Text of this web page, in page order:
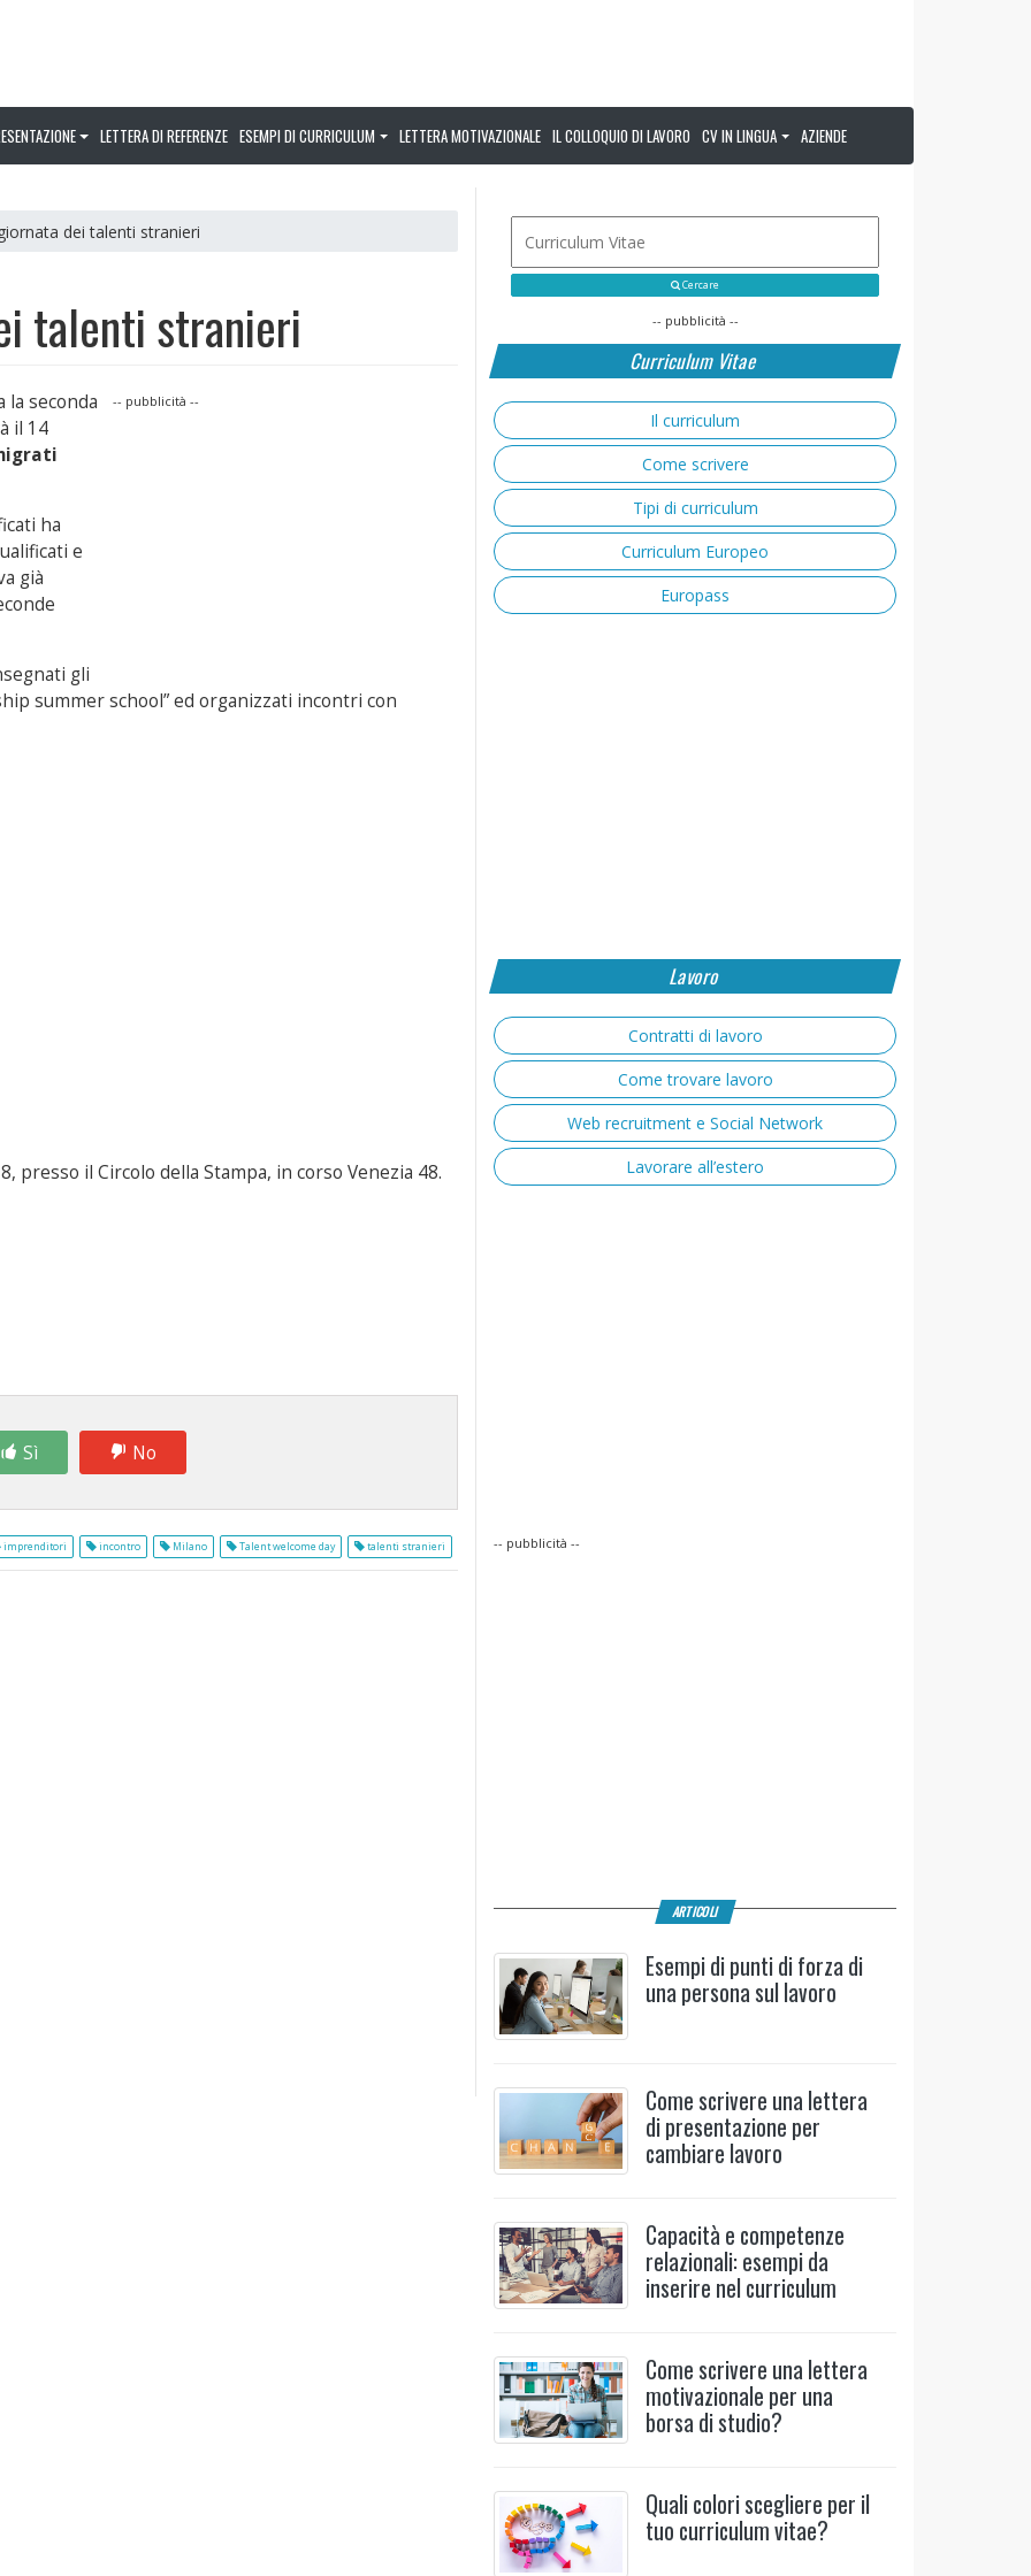
LETTERA DI REFERENZE ESEMPI DI CURRICULUM LETTERA MOTIVAZIONALE IL COLLOQUIO DI LAVORO CV IN LINGUA AZIENDE
dei talenti stranieri
talenti stranieri
-- pubblicità --
la seconda
il 14
ha
e
già
gli
summer school” ed organizzati incontri con
presso il Circolo della Stampa, in corso Venezia 48.
Sì No
imprenditori incontro Milano Talent welcome day talenti stranieri
Cercare
-- pubblicità --
Curriculum Vitae
Il curriculum
Come scrivere
Tipi di curriculum
Curriculum Europeo
Europass
Lavoro
Contratti di lavoro
Come trovare lavoro
Web recruitment e Social Network
Lavorare all’estero
-- pubblicità --
ARTICOLI
Esempi di punti di forza di
una persona sul lavoro
Come scrivere una lettera
di presentazione per
cambiare lavoro
Capacità e competenze
relazionali: esempi da
inserire nel curriculum
Come scrivere una lettera
motivazionale per una
borsa di studio?
Quali colori scegliere per il
tuo curriculum vitae?